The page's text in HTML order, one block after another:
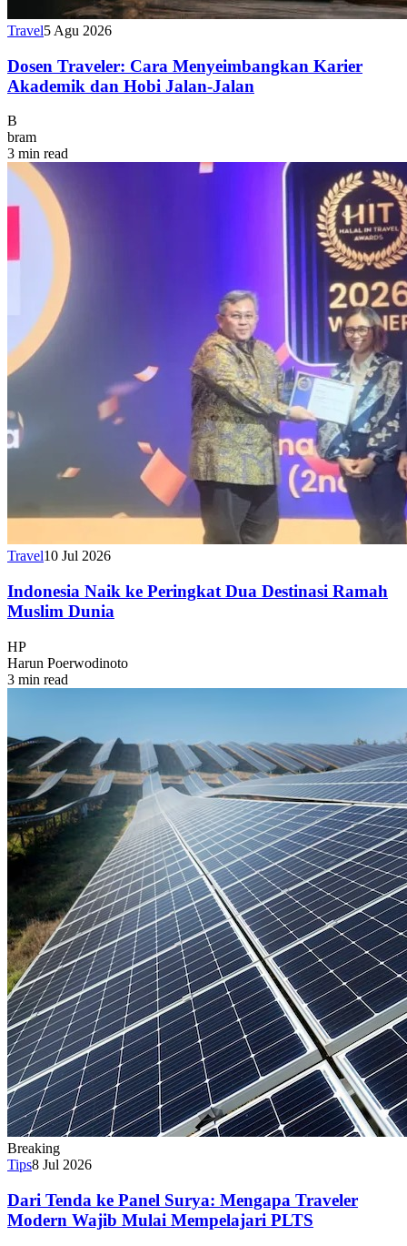
Travel5 Agu 2026
Dosen Traveler: Cara Menyeimbangkan Karier
Akademik dan Hobi Jalan-Jalan
B
bram
3 min read
Travel10 Jul 2026
Indonesia Naik ke Peringkat Dua Destinasi Ramah
Muslim Dunia
HP
Harun Poerwodinoto
3 min read
Breaking
Tips8 Jul 2026
Dari Tenda ke Panel Surya: Mengapa Traveler
Modern Wajib Mulai Mempelajari PLTS